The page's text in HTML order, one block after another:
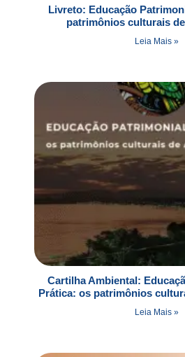
Livreto: Educação
patrimônios culturais
Leia Mais »
Cartilha Ambiental:
Prática: os patrimônios
Leia Mais »